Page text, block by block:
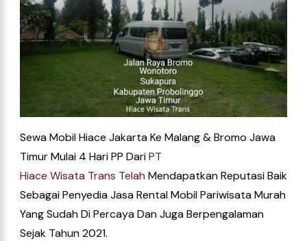
Sewa Mobil Hiace Jakarta Ke Malang & Bromo Jawa
Timur Mulai 4 Hari PP DariPT
Hiace Wisata Trans Telah Mendapatkan Reputasi Baik
Sebagai Penyedia Jasa Rental Mobil Pariwisata Murah
Yang Sudah Di Percaya Dan Juga Berpengalaman
Sejak Tahun 2021.